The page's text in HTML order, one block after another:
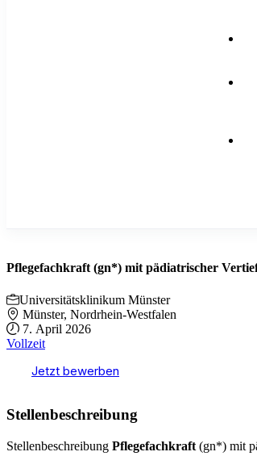
Pflegefachkraft (gn*) mit pädiatrischer
Universitätsklinikum Münster
Münster, Nordrhein-Westfalen
7. April 2026
Vollzeit
Jetzt bewerben
Stellenbeschreibung
Stellenbeschreibung Pflegefachkraft (gn*) mit